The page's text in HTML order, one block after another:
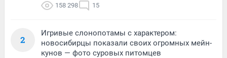
158 298 15
2
Игривые слонопотамы с характером:
новосибирцы показали своих огромных мейн-
кунов — фото суровых питомцев